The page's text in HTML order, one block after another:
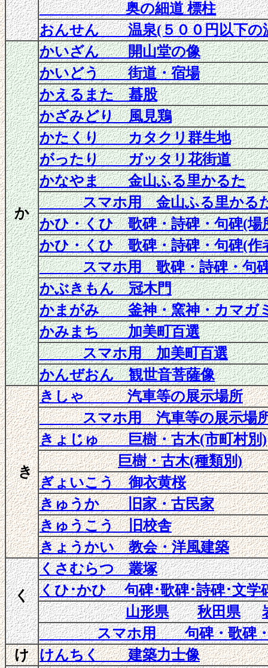
奥の細道 標柱
おんせん 温泉(５００円以下の
か
かいざん 開山堂の像
かいどう 街道・宿場
かえるまた 蟇股
かざみどり 風見鶏
かたくり カタクリ群生地
がったり ガッタリ花街道
かなやま 金山ふる里かるた
スマホ用 金山ふる里かる
かひ・くひ 歌碑・詩碑・句碑(場
かひ・くひ 歌碑・詩碑・句碑(作
スマホ用 歌碑・詩碑・句
かぶきもん 冠木門
かまがみ 釜神・窯神・カマガ
かみまち 加美町百選
スマホ用 加美町百選
かんぜおん 観世音菩薩像
き
きしゃ 汽車等の展示場所
スマホ用 汽車等の展示場
きょじゅ 巨樹・古木(市町村別)
巨樹・古木(種類別)
ぎょいこう 御衣黄桜
きゅうか 旧家・古民家
きゅうこう 旧校舎
きょうかい 教会・洋風建築
く
くさむらつ 叢塚
くひ･かひ 句碑･歌碑･詩碑･文学
山形県
秋田県
スマホ用句碑・歌碑・
け
けんちく 建築力士像